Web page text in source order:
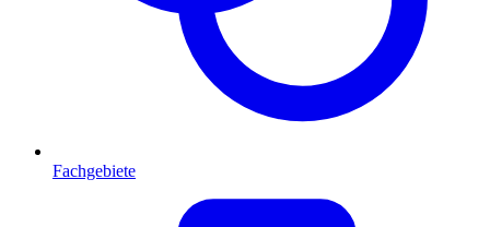
Fachgebiete